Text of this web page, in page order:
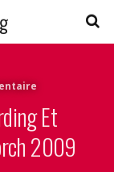
Et
2009